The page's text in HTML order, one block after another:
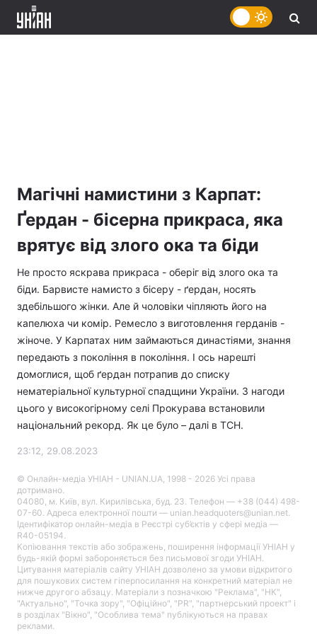
Магічні намистини з Карпат:
Ґердан - бісерна прикраса, яка
врятує від злого ока та біди
Не просто яскрава прикраса - оберіг від злого ока та
біди. Барвисте намисто з бісеру - ґердан, носять
здебільшого жінки. Але й чоловіки чіпляють його на
капелюха чи комір. Ремесло з виготовлення герданів -
жіноче. У Карпатах ним займаються династіями, знання
передають з покоління в покоління. І ось нарешті
домоглися, щоб ґердан потрапив до списку
нематеріальної культурної спадщини України. З нагоди
цього у високогірному селі Прокурава встановили
національний рекорд. Як це було – далі в ТСН.
23:12, 29.08.2023
© Онлайн-медіа УНІАН - UNIAN.UA, 1998 - 2026 Усі права
дотримано.
04080, м. Київ, вул. Кирилівська, буд. 23. Телефон — +38 (044) 498-
07-60. Адреса електронної пошти — unian.headquoters@unian.net.
Ідентифікатор онлайн-медіа в Реєстрі суб’єктів у сфері медіа —
R40-05194.
Копіювання текстів або зображень, поширення інформації УНІАН у
будь-якій формі забороняється без письмової згоди УНІАН.
Цитування матеріалів сайту УНІАН дозволено за умови відкритого
для пошукових систем гіперпосилання на конкретний матеріал не
нижче другого абзацу. Матеріали з позначкою "Реклама", "НК",
"Актуально", "Точка зору", "Офіційно", "PR", "партнерський проект" і
в розділах "Вікно", "Особлива тема" публікуються на правах
реклами.